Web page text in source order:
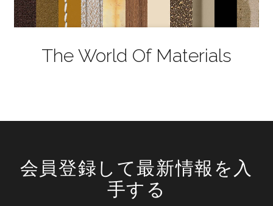
The World Of Materials
会員登録して最新情報を入
手する